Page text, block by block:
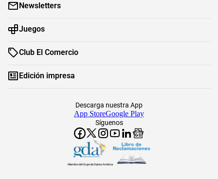
Newsletters
Juegos
Club El Comercio
Edición impresa
Síguenos
Descarga nuestra App
App StoreGoogle Play
Miembro del Grupo de Diarios América